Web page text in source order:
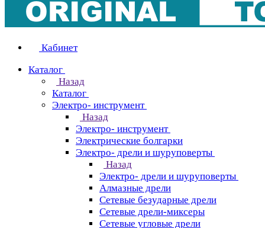
Кабинет
Каталог
Назад
Каталог
Электро- инструмент
Назад
Электро- инструмент
Электрические болгарки
Электро- дрели и шуруповерты
Назад
Электро- дрели и шуруповерты
Алмазные дрели
Сетевые безударные дрели
Сетевые дрели-миксеры
Сетевые угловые дрели